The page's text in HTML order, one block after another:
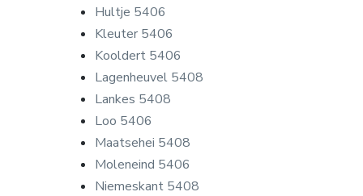
Hultje 5406
Kleuter 5406
Kooldert 5406
Lagenheuvel 5408
Lankes 5408
Loo 5406
Maatsehei 5408
Moleneind 5406
Niemeskant 5408